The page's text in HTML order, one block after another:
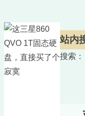
站内
搜索：